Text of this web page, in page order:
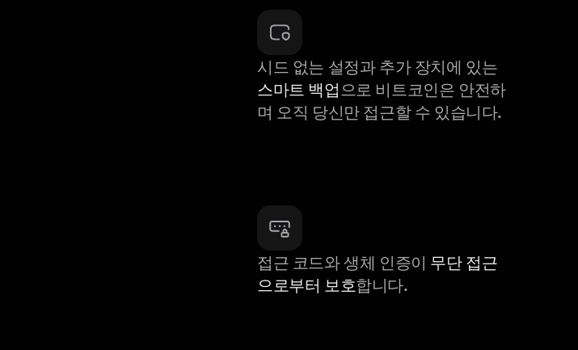
시드 없는 설정과 추가 장치에 있는
스마트 백업 으로 비트코인은 안전하
며 오직 당신만 접근할 수 있습니다.
접근 코드와 생체 인증이 무단 접근
으로부터 보호합니다.